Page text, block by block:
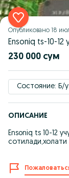
Опубликовано 18
Ensoniq ts-10-
230 000 сум
Состояние: Б/у
ОПИСАНИЕ
Ensoniq ts 10-12
сотилади,холати